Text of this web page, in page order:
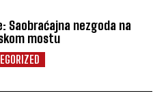
Saobraćajna nezgoda na
mostu